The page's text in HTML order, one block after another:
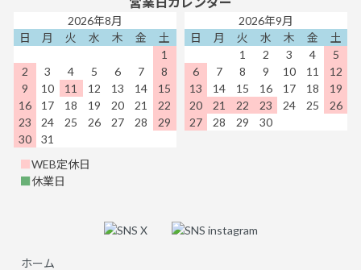
2026年8月
日
月 火 水 木 金
土
1
2
3 4 5 6 7
8
9
10 11 12 13 14
15
16
17 18 19 20 21
22
23
24 25 26 27 28
29
30
31
2026年9月
日
月 火 水 木 金
土
1
2 3 4
5
6
7 8 9 10 11
12
13
14 15 16 17 18
19
20
21 22 23 24 25
26
27
28 29 30
■WEB定休日
■休業日
ホーム